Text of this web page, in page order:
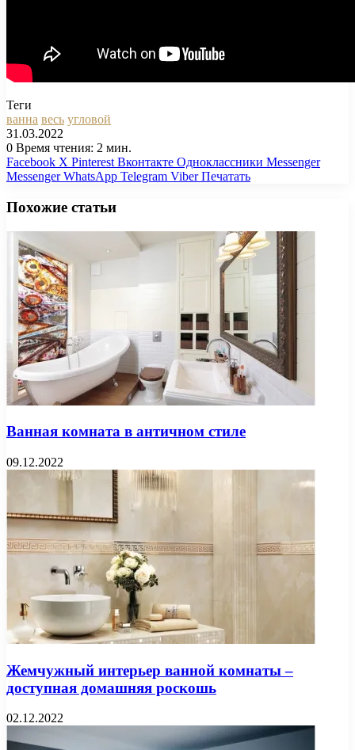
Теги
ванна весь угловой
31.03.2022
0 Время чтения: 2 мин.
Facebook X Pinterest Вконтакте Одноклассники Messenger
Messenger WhatsApp Telegram Viber Печатать
Похожие статьи
Ванная комната в античном стиле
09.12.2022
Жемчужный интерьер ванной комнаты –
доступная домашняя роскошь
02.12.2022